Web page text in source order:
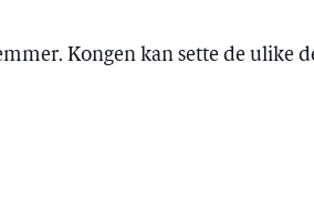
Kongen kan sette de ulike